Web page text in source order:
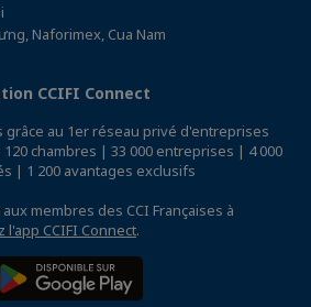
Naforimex, Cua Nam
CCIFI Connect
au 1er réseau privé d'entreprises
chambres | 33 000 entreprises | 4 000
| 1 200 avantages exclusifs
membres des CCI Françaises à
l'app CCIFI Connect.